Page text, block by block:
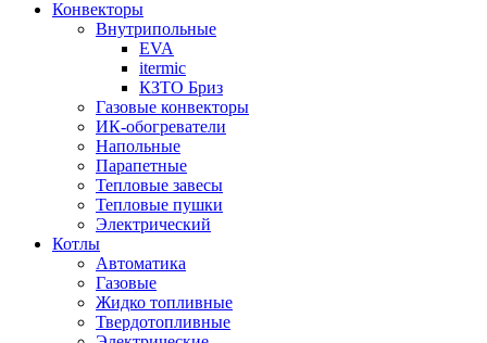
Конвекторы
Внутрипольные
EVA
itermic
КЗТО Бриз
Газовые конвекторы
ИК-обогреватели
Напольные
Парапетные
Тепловые завесы
Тепловые пушки
Электрический
Котлы
Автоматика
Газовые
Жидко топливные
Твердотопливные